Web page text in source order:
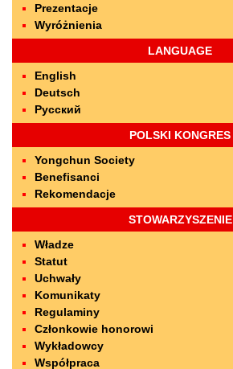
Prezentacje
Wyróżnienia
LANGUAGE
English
Deutsch
Русский
POLSKI KONGRES
Yongchun Society
Benefisanci
Rekomendacje
STOWARZYSZENIE
Władze
Statut
Uchwały
Komunikaty
Regulaminy
Członkowie honorowi
Wykładowcy
Współpraca